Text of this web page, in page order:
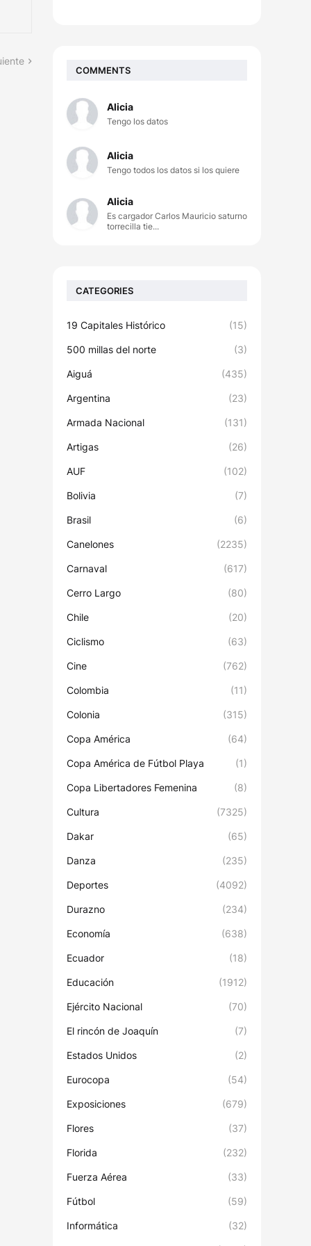
COMMENTS
Alicia
Tengo los datos
Alicia
Tengo todos los datos si los quiere
Alicia
Es cargador Carlos Mauricio saturno
torrecilla tie...
CATEGORIES
19 Capitales Histórico (15)
500 millas del norte (3)
Aiguá (435)
Argentina (23)
Armada Nacional (131)
Artigas (26)
AUF (102)
Bolivia (7)
Brasil (6)
Canelones (2235)
Carnaval (617)
Cerro Largo (80)
Chile (20)
Ciclismo (63)
Cine (762)
Colombia (11)
Colonia (315)
Copa América (64)
Copa América de Fútbol Playa (1)
Copa Libertadores Femenina (8)
Cultura (7325)
Dakar (65)
Danza (235)
Deportes (4092)
Durazno (234)
Economía (638)
Ecuador (18)
Educación (1912)
Ejército Nacional (70)
El rincón de Joaquín (7)
Estados Unidos (2)
Eurocopa (54)
Exposiciones (679)
Flores (37)
Florida (232)
Fuerza Aérea (33)
Fútbol (59)
Informática (32)